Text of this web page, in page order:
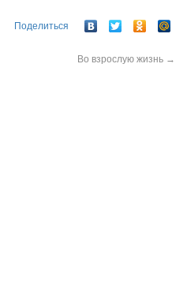
Поделиться
Во взрослую жизнь →